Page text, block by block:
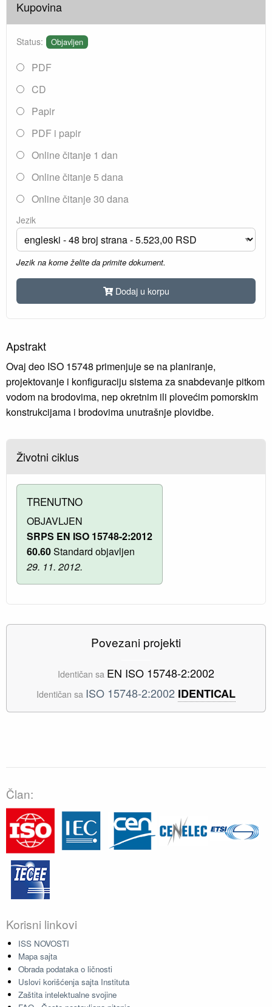
Kupovina
Status: Objavljen
PDF
CD
Papir
PDF i papir
Online čitanje 1 dan
Online čitanje 5 dana
Online čitanje 30 dana
Jezik
Jezik na kome želite da primite dokument.
Dodaj u korpu
Apstrakt
Ovaj deo ISO 15748 primenjuje se na planiranje,
projektovanje i konfiguraciju sistema za snabdevanje pitkom
vodom na brodovima, nep okretnim ili plovećim pomorskim
konstrukcijama i brodovima unutrašnje plovidbe.
Životni ciklus
TRENUTNO
OBJAVLJEN
SRPS EN ISO 15748-2:2012
60.60Standard objavljen
29. 11. 2012.
Povezani projekti
Identičan sa EN ISO 15748-2:2002
Identičan sa ISO 15748-2:2002 IDENTICAL
Član:
Korisni linkovi
ISS NOVOSTI
Mapa sajta
Obrada podataka o ličnosti
Uslovi korišćenja sajta Instituta
Zaštita intelektualne svojine